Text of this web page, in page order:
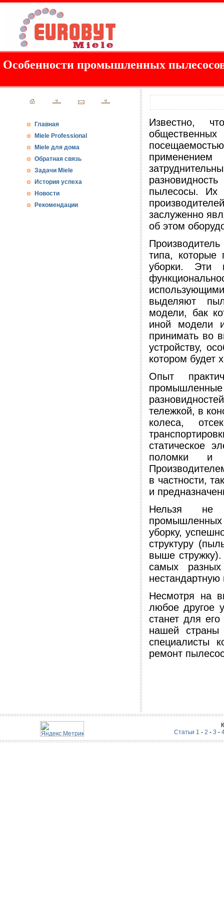
Особенности промышленных
Главная
Miele Professional
Miele для дома
Обратная связь
Задачи Miele
История успеха
Новости
Рекомендации
Известно,
пылесосы. Их
заслуженно
об этом
типа, которые
уборки. Эти
выделяют
модели, бак
иной модели
принимать во
устройству,
котором будет
Опыт
тележкой, в
колеса,
статическое
поломки и
в частности,
и
Нельзя не
промышленных
уборку,
структуру
выше
самых
нестандартную
Несмотря на
любое другое
станет для
нашей страны
специалисты
ремонт
Статьи 1 - 2 - 3 -